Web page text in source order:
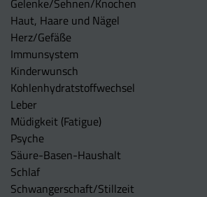
Haut, Haare und Nägel
Herz/Gefäße
Immunsystem
Kinderwunsch
Kohlenhydratstoffwechsel
Leber
Müdigkeit (Fatigue)
Psyche
Säure-Basen-Haushalt
Schlaf
Schwangerschaft/Stillzeit